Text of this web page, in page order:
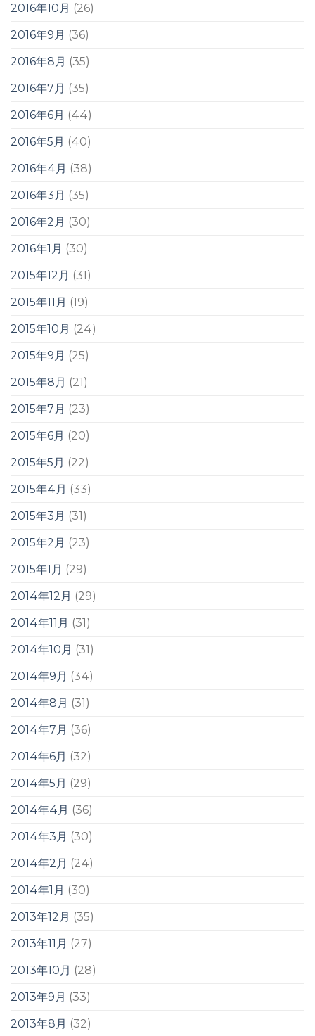
2016年10月 (26)
2016年9月 (36)
2016年8月 (35)
2016年7月 (35)
2016年6月 (44)
2016年5月 (40)
2016年4月 (38)
2016年3月 (35)
2016年2月 (30)
2016年1月 (30)
2015年12月 (31)
2015年11月 (19)
2015年10月 (24)
2015年9月 (25)
2015年8月 (21)
2015年7月 (23)
2015年6月 (20)
2015年5月 (22)
2015年4月 (33)
2015年3月 (31)
2015年2月 (23)
2015年1月 (29)
2014年12月 (29)
2014年11月 (31)
2014年10月 (31)
2014年9月 (34)
2014年8月 (31)
2014年7月 (36)
2014年6月 (32)
2014年5月 (29)
2014年4月 (36)
2014年3月 (30)
2014年2月 (24)
2014年1月 (30)
2013年12月 (35)
2013年11月 (27)
2013年10月 (28)
2013年9月 (33)
2013年8月 (32)